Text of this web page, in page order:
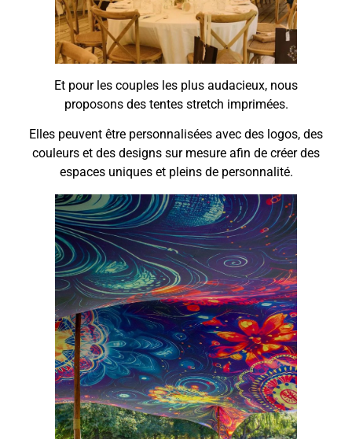
Et pour les couples les plus audacieux, nous
proposons des tentes stretch imprimées.
Elles peuvent être personnalisées avec des logos, des
couleurs et des designs sur mesure afin de créer des
espaces uniques et pleins de personnalité.